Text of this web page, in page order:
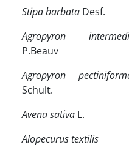
Stipa barbata Desf.
Agropyron
P.Beauv
Agropyron
Schult.
Avena sativa L.
Alopecurus textilis